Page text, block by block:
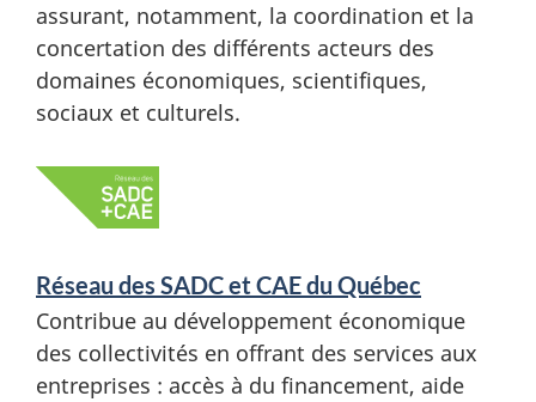
assurant, notamment, la coordination et la
concertation des différents acteurs des
domaines économiques, scientifiques,
sociaux et culturels.
Réseau des SADC et CAE du Québec
Contribue au développement économique
des collectivités en offrant des services aux
entreprises : accès à du financement, aide